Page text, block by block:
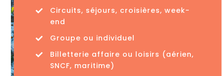
Circuits, séjours, croisières, week-
end
Groupe ou individuel
Billetterie affaire ou loisirs (aérien,
SNCF, maritime)